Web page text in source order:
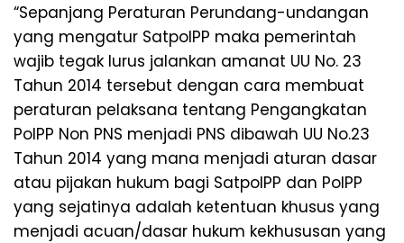
“Sepanjang Peraturan Perundang-undangan
yang mengatur SatpolPP maka pemerintah
wajib tegak lurus jalankan amanat UU No. 23
Tahun 2014 tersebut dengan cara membuat
peraturan pelaksana tentang Pengangkatan
PolPP Non PNS menjadi PNS dibawah UU No.23
Tahun 2014 yang mana menjadi aturan dasar
atau pijakan hukum bagi SatpolPP dan PolPP
yang sejatinya adalah ketentuan khusus yang
menjadi acuan/dasar hukum kekhususan yang